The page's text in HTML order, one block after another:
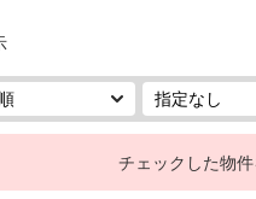
チェックした物件